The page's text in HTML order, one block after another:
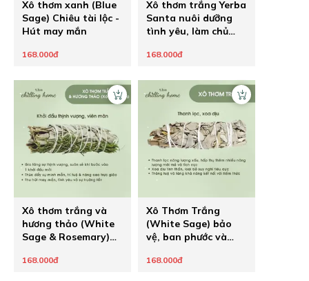
Xô thơm xanh (Blue
Sage) Chiêu tài lộc -
Hút may mắn
168.000đ
Xô thơm trắng Yerba
Santa nuôi dưỡng
tình yêu, làm chủ
168.000đ
Xô thơm trắng và
hương thảo (White
Sage & Rosemary)
mới
168.000đ
Xô Thơm Trắng
(White Sage) bảo
vệ, ban phước và
168.000đ